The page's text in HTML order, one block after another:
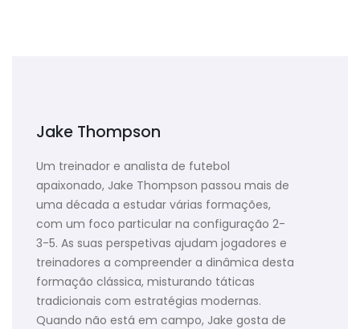
Jake Thompson
Um treinador e analista de futebol
apaixonado, Jake Thompson passou mais de
uma década a estudar várias formações,
com um foco particular na configuração 2-
3-5. As suas perspetivas ajudam jogadores e
treinadores a compreender a dinâmica desta
formação clássica, misturando táticas
tradicionais com estratégias modernas.
Quando não está em campo, Jake gosta de